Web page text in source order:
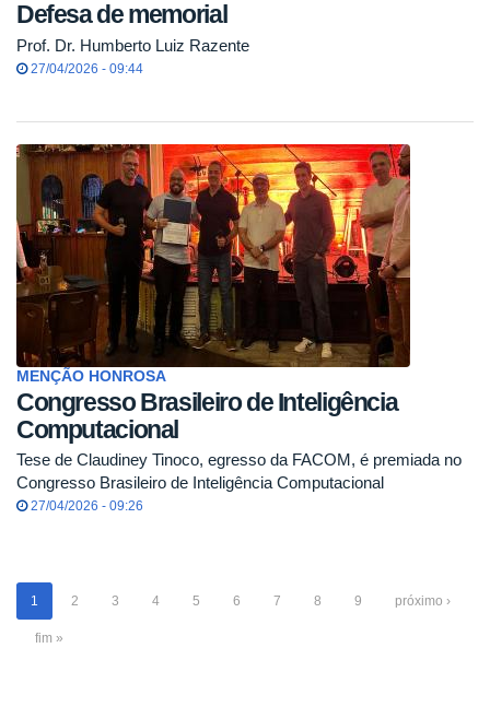
Defesa de memorial
Prof. Dr. Humberto Luiz Razente
27/04/2026 - 09:44
MENÇÃO HONROSA
Congresso Brasileiro de Inteligência
Computacional
Tese de Claudiney Tinoco, egresso da FACOM, é premiada no
Congresso Brasileiro de Inteligência Computacional
27/04/2026 - 09:26
1 2 3 4 5 6 7 8 9 próximo ›
fim »